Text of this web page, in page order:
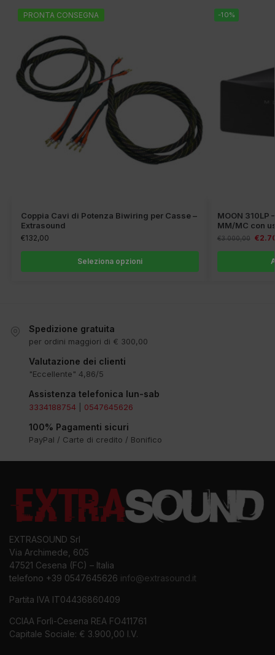
PRONTA CONSEGNA
Coppia Cavi di Potenza Biwiring per Casse –
Extrasound
€132,00
Seleziona opzioni
-10%
MOON 310LP
MM/MC con
€3.000,00 €
Spedizione gratuita
per ordini maggiori di € 300,00
Valutazione dei clienti
"Eccellente" 4,86/5
Assistenza telefonica lun-sab
3334188754 0547645626
100% Pagamenti sicuri
PayPal / Carte di credito / Bonifico
EXTRASOUND Srl
Via Archimede, 605
47521 Cesena (FC) – Italia
telefono +39 0547645626 info@extrasound.it
Partita IVA IT04436860409
CCIAA Forlì-Cesena REA FO411761
Capitale Sociale: € 3.900,00 I.V.